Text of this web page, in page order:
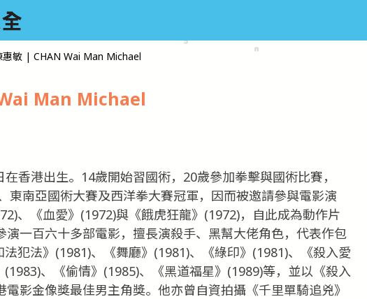
惠敏 | CHAN Wai Man Michael
Man Michael
香港出生。14歲開始習國術，20歲參加拳擊與國術比賽，
東南亞國術大賽及西洋拳大賽冠軍，因而被邀請參與電影演
、《血愛》(1972)與《餓虎狂龍》(1972)，自此成為動作片
演一百六十多部電影，擅長演殺手、黑幫大佬角色，代表作包
犯法》(1981)、《舞廳》(1981)、《綠印》(1981)、《殺入愛
、《偷情》(1985)、《黑道福星》(1989)等，並以《殺入
影金像獎最佳男主角獎。他亦曾自資拍攝《千里單騎追兇》